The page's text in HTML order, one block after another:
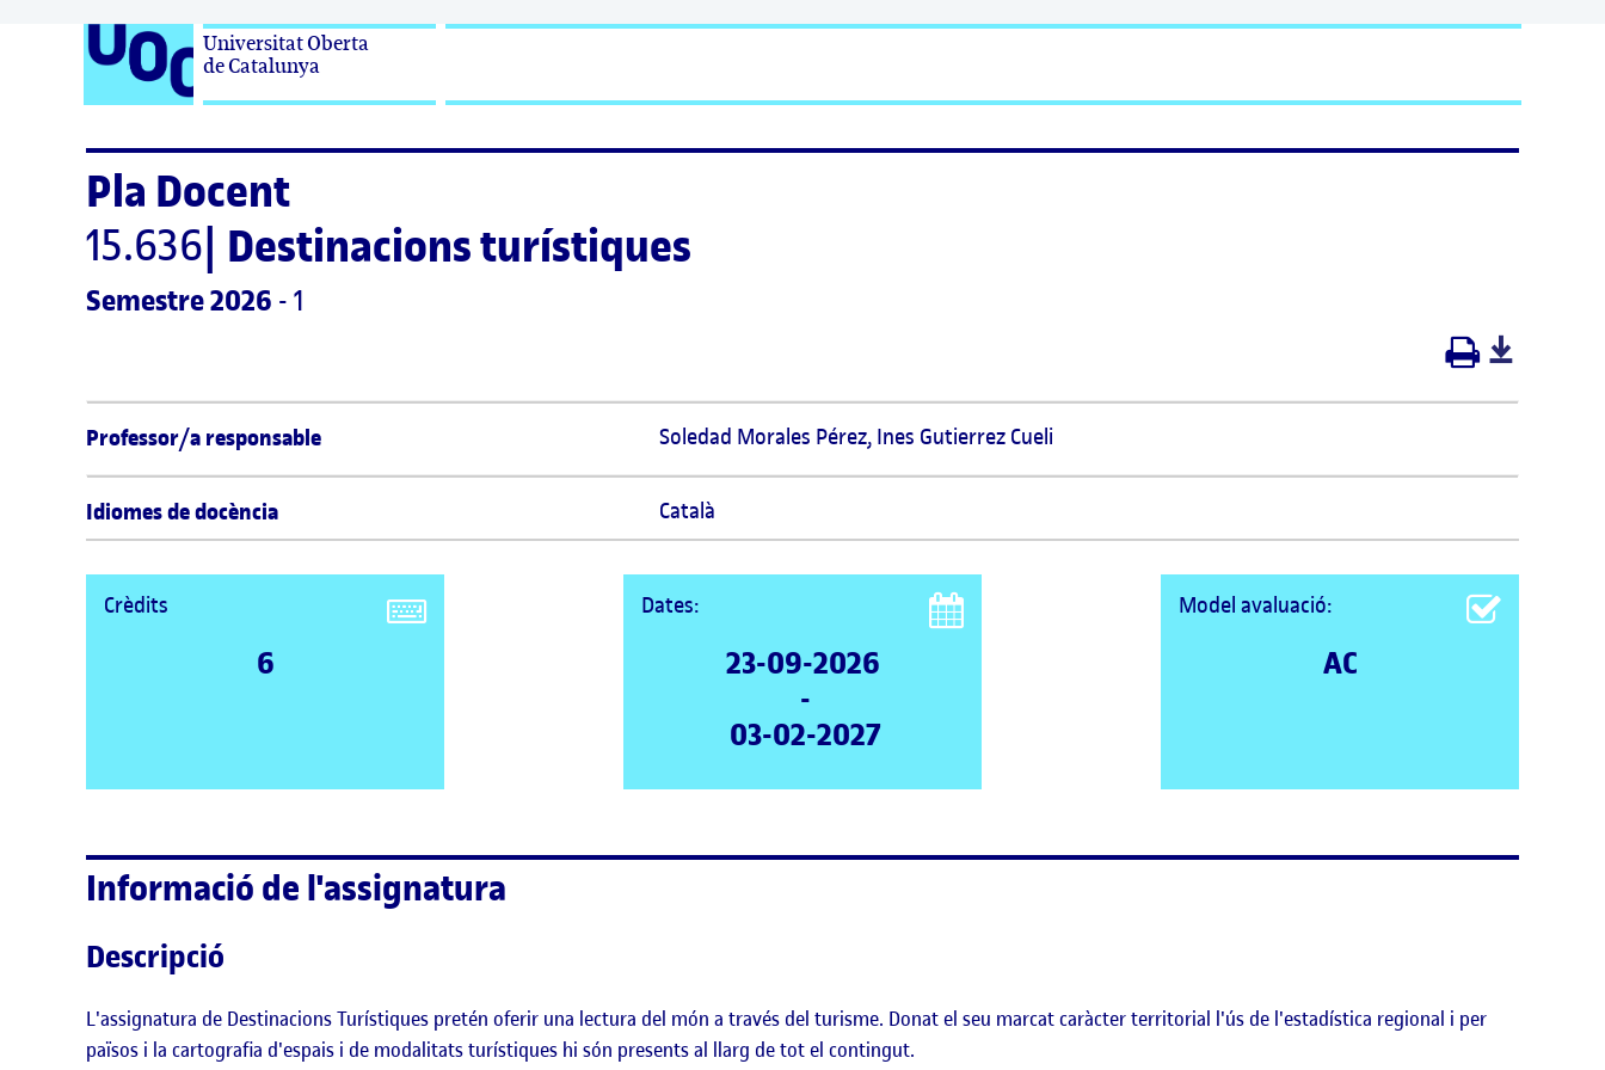
Universitat Oberta
de Catalunya
Pla Docent
15.636 Destinacions turístiques
Semestre 2026 - 1
Professor/a responsable Soledad Morales Pérez, Ines Gutierrez Cueli
Idiomes de docència Català
Crèdits
6
Dates:
23-09-2026
-
03-02-2027
Model avaluació:
AC
Informació de l'assignatura
Descripció
L'assignatura de Destinacions Turístiques pretén oferir una lectura del món a través del turisme. Donat el seu marcat caràcter territorial l'ús de l'estadística regional i per
països i la cartografia d'espais i de modalitats turístiques hi són presents al llarg de tot el contingut.